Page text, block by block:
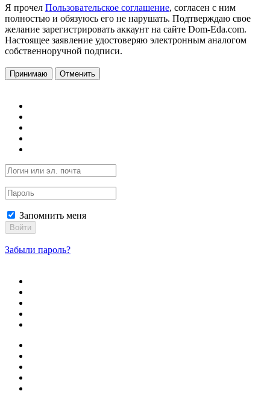
Я прочел Пользовательское соглашение, согласен с ним
полностью и обязуюсь его не нарушать. Подтверждаю свое
желание зарегистрировать аккаунт на сайте Dom-Eda.com.
Настоящее заявление удостоверяю электронным аналогом
собственноручной подписи.
Принимаю Отменить
Запомнить меня
Войти
Забыли пароль?